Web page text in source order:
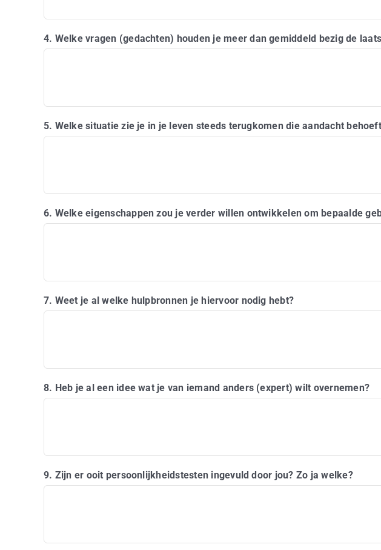
4. Welke vragen (gedachten) houden je meer dan gemiddeld bezig de
5. Welke situatie zie je in je leven steeds terugkomen die aandacht
6. Welke eigenschappen zou je verder willen ontwikkelen om bepaalde
7. Weet je al welke hulpbronnen je hiervoor nodig hebt?
8. Heb je al een idee wat je van iemand anders (expert) wilt overnemen?
9. Zijn er ooit persoonlijkheidstesten ingevuld door jou? Zo ja welke?